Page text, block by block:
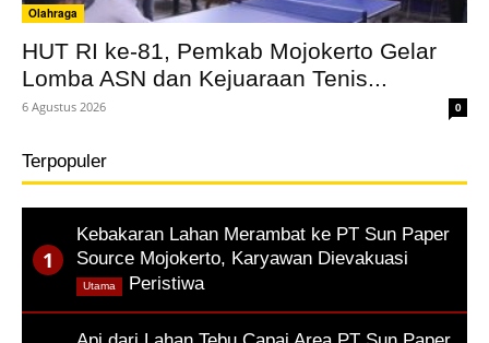
Olahraga
HUT RI ke-81, Pemkab Mojokerto Gelar
Lomba ASN dan Kejuaraan Tenis...
6 Agustus 2026 0
Terpopuler
Kebakaran Lahan Merambat ke PT Sun Paper
Source Mojokerto, Karyawan Dievakuasi
Peristiwa,
Utama